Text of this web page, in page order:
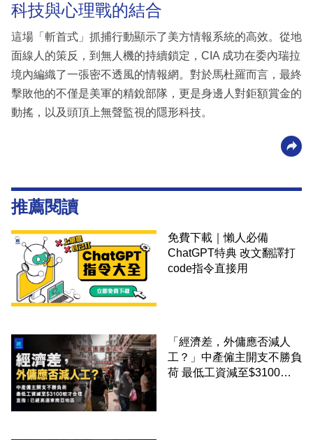
科技與心理戰的結合
這場「斬首式」抓捕行動顯示了美方情報系統的高效。從地
面線人的策反，到無人機的持續鎖定，CIA 成功在委內瑞拉
境內編織了一張密不透風的情報網。對於馬杜羅而言，最終
擊敗他的不僅是美軍的精銳部隊，更是身邊人對鉅額賞金的
動搖，以及頭頂上無聲監視的隱形科技。
推薦閱讀
免費下載｜懶人必備
ChatGPT特典 改文翻譯打
code指令直接用
「經濟差，外傭應否減人
工？」中產僱主開支不勝負
荷 最低工資減至$3100蚊